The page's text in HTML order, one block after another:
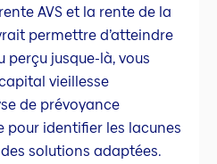
AVS et la rente de la
permettre d’atteindre
perçu jusque-là, vous
vieillesse
de prévoyance
pour identifier les lacunes
solutions adaptées.